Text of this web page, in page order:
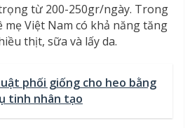
từ 200-250gr/ngày. Trong
mẹ Việt Nam có khả năng tăng
thịt, sữa và lấy da.
phối giống cho heo bằng
tinh nhân tạo